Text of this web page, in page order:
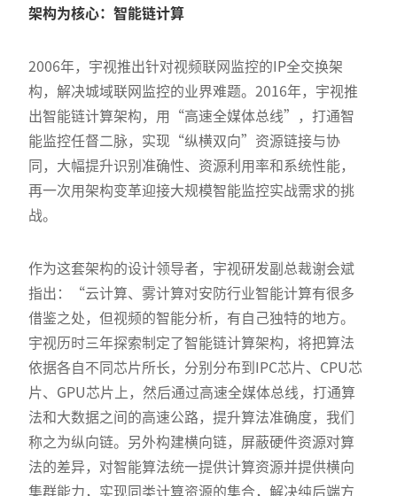
架构为核心：智能链计算
2006年，宇视推出针对视频联网监控的IP全交换架
构，解决城域联网监控的业界难题。2016年，宇视推
出智能链计算架构，用“高速全媒体总线”，打通智
能监控任督二脉，实现“纵横双向”资源链接与协
同，大幅提升识别准确性、资源利用率和系统性能，
再一次用架构变革迎接大规模智能监控实战需求的挑
战。
作为这套架构的设计领导者，宇视研发副总裁谢会斌
指出：“云计算、雾计算对安防行业智能计算有很多
借鉴之处，但视频的智能分析，有自己独特的地方。
宇视历时三年探索制定了智能链计算架构，将把算法
依据各自不同芯片所长，分别分布到IPC芯片、CPU芯
片、GPU芯片上，然后通过高速全媒体总线，打通算
法和大数据之间的高速公路，提升算法准确度，我们
称之为纵向链。另外构建横向链，屏蔽硬件资源对算
法的差异，对智能算法统一提供计算资源并提供横向
集群能力，实现同类计算资源的集合，解决纯后端方